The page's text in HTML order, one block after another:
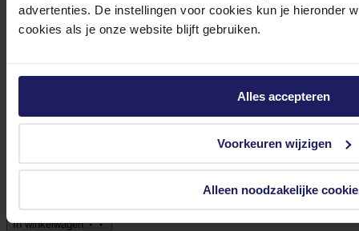
advertenties. De instellingen voor cookies kun je hieronder
cookies als je onze website blijft gebruiken.
Alles accepteren
Voorkeuren wijzigen
Alleen noodzakelijke
74,-
Arctic Liquid Freezer III Pro 280 A-RGB Black - Waterkoeler
P14 Pro ARGB-warped fans - 4-pins PWM - zwart
In winkel­wagen